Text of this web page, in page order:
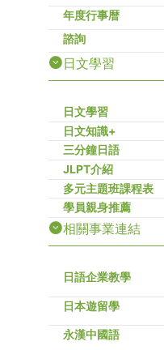
年度行事暦
諮詢
日文學習
日文學習
日文知識+
三分鐘日語
JLPT介紹
多元主題班課程表
學員親身推薦
相關事業連結
日語企業教學
日本遊留學
永漢中國語